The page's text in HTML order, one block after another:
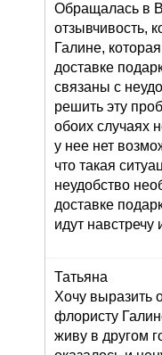
Обращалась в
отзывчивость,
Галине,
доставке
связаны с
решить эту
обоих случаях
у нее нет
что такая
неудобство
доставке
идут
Татьяна
Хочу выразить
флористу
живу в другом